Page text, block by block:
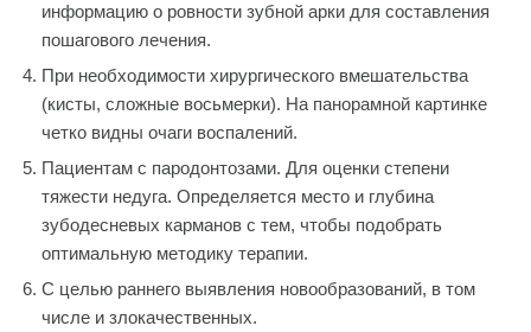
информацию о ровности зубной арки для составления
пошагового лечения.
При необходимости хирургического вмешательства
(кисты, сложные восьмерки). На панорамной картинке
четко видны очаги воспалений.
Пациентам с пародонтозами. Для оценки степени
тяжести недуга. Определяется место и глубина
зубодесневых карманов с тем, чтобы подобрать
оптимальную методику терапии.
С целью раннего выявления новообразований, в том
числе и злокачественных.